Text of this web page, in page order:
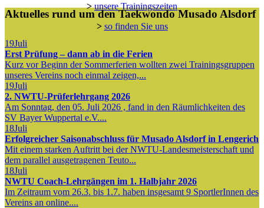
> unsere Trainingszeiten
> so finden Sie uns
Aktuelles rund um den Taekwondo Musado Alsdorf
19Juli
Erst Prüfung – dann ab in die Ferien
Kurz vor Beginn der Sommerferien wollten zwei Trainingsgruppen
unseres Vereins noch einmal zeigen,...
19Juli
2. NWTU-Prüferlehrgang 2026
Am Sonntag, den 05. Juli 2026 , fand in den Räumlichkeiten des
SV Bayer Wuppertal e.V....
18Juli
Erfolgreicher Saisonabschluss für Musado Alsdorf in Lengerich
Mit einem starken Auftritt bei der NWTU-Landesmeisterschaft und
dem parallel ausgetragenen Teuto...
18Juli
NWTU Coach-Lehrgängen im 1. Halbjahr 2026
Im Zeitraum vom 26.3. bis 1.7. haben insgesamt 9 SportlerInnen des
Vereins an online....